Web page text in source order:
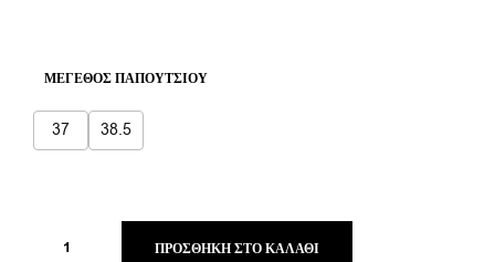
ΜΈΓΕΘΟΣ ΠΑΠΟΥΤΣΙΟΎ
37 38.5
ΠΡΟΣΘΉΚΗ ΣΤΟ ΚΑΛΆΘΙ